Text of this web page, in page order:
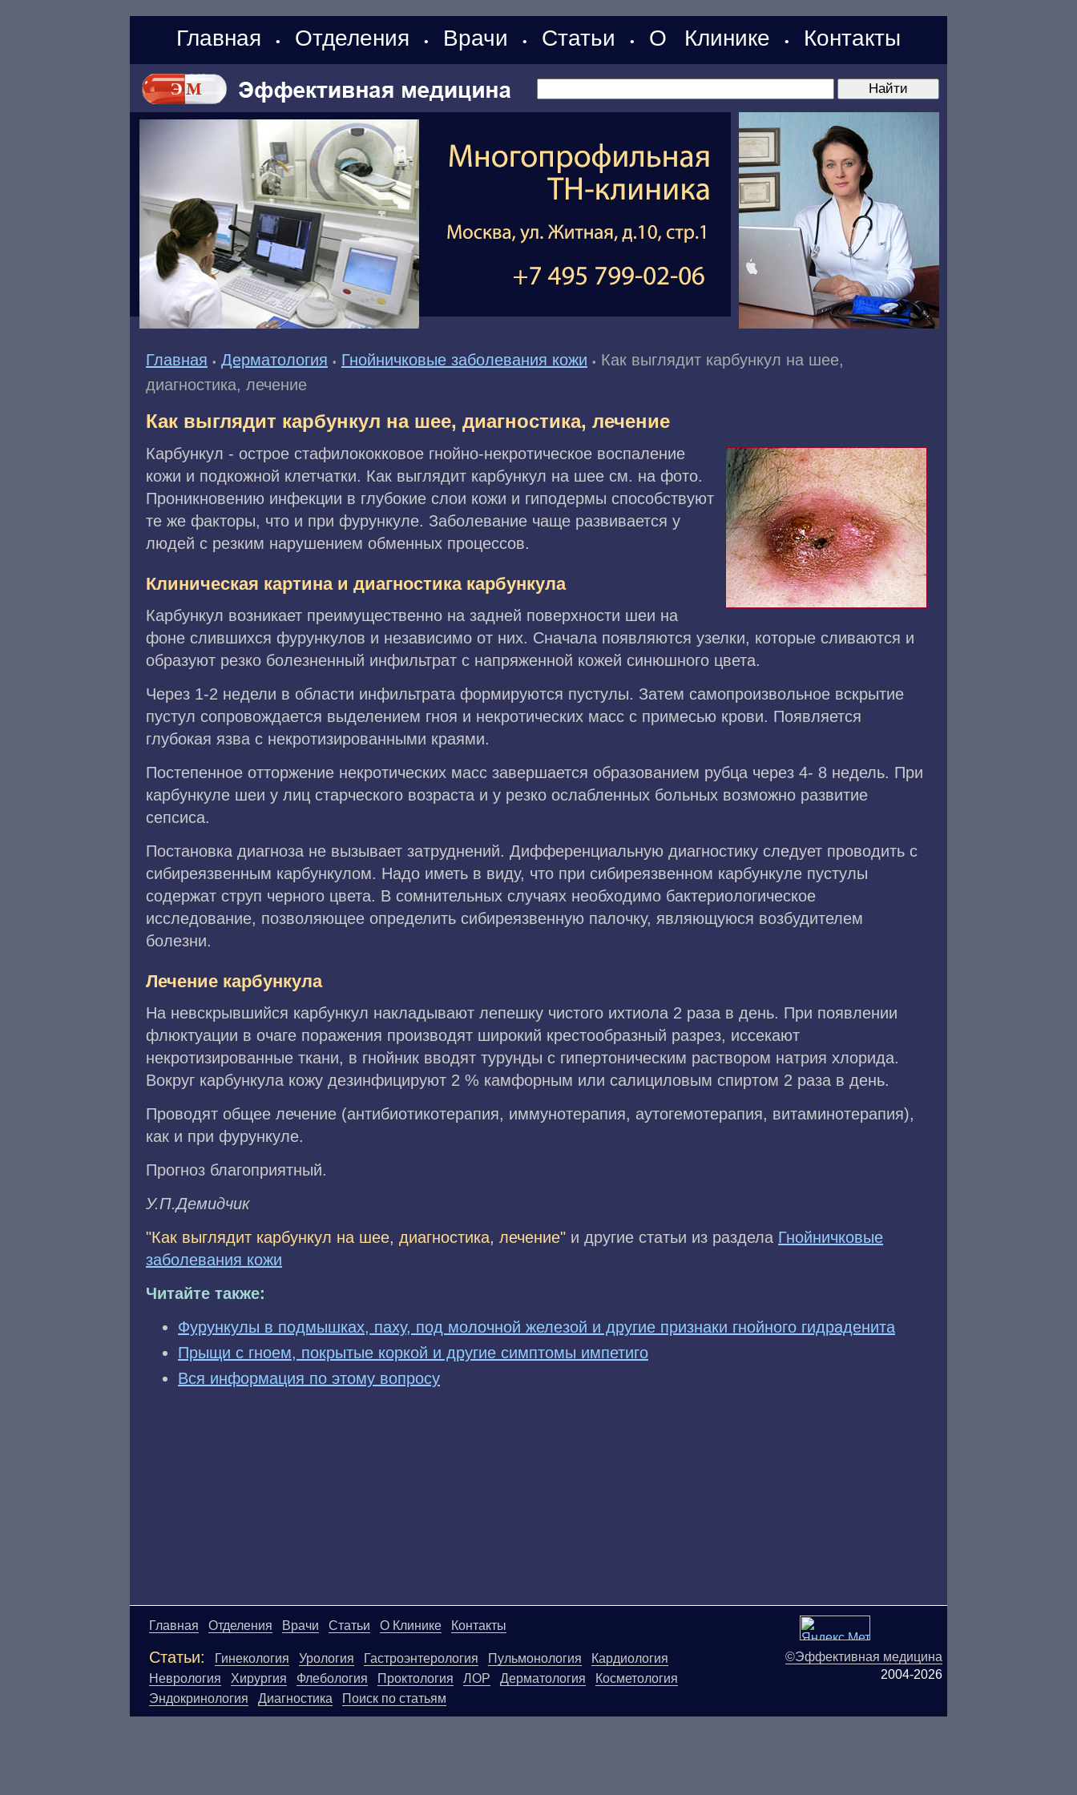
Главная • Отделения • Врачи • Статьи • О Клинике • Контакты
Главная • Дерматология • Гнойничковые заболевания кожи • Как выглядит карбункул на шее,
диагностика, лечение
Как выглядит карбункул на шее, диагностика, лечение
Карбункул - острое стафилококковое гнойно-некротическое воспаление
кожи и подкожной клетчатки. Как выглядит карбункул на шее см. на фото.
Проникновению инфекции в глубокие слои кожи и гиподермы способствуют
те же факторы, что и при фурункуле. Заболевание чаще развивается у
людей с резким нарушением обменных процессов.
Клиническая картина и диагностика карбункула
Карбункул возникает преимущественно на задней поверхности шеи на
фоне слившихся фурункулов и независимо от них. Сначала появляются узелки, которые сливаются и
образуют резко болезненный инфильтрат с напряженной кожей синюшного цвета.
Через 1-2 недели в области инфильтрата формируются пустулы. Затем самопроизвольное вскрытие
пустул сопровождается выделением гноя и некротических масс с примесью крови. Появляется
глубокая язва с некротизированными краями.
Постепенное отторжение некротических масс завершается образованием рубца через 4- 8 недель. При
карбункуле шеи у лиц старческого возраста и у резко ослабленных больных возможно развитие
сепсиса.
Постановка диагноза не вызывает затруднений. Дифференциальную диагностику следует проводить с
сибиреязвенным карбункулом. Надо иметь в виду, что при сибиреязвенном карбункуле пустулы
содержат струп черного цвета. В сомнительных случаях необходимо бактериологическое
исследование, позволяющее определить сибиреязвенную палочку, являющуюся возбудителем
болезни.
Лечение карбункула
На невскрывшийся карбункул накладывают лепешку чистого ихтиола 2 раза в день. При появлении
флюктуации в очаге поражения производят широкий крестообразный разрез, иссекают
некротизированные ткани, в гнойник вводят турунды с гипертоническим раствором натрия хлорида.
Вокруг карбункула кожу дезинфицируют 2 % камфорным или салициловым спиртом 2 раза в день.
Проводят общее лечение (антибиотикотерапия, иммунотерапия, аутогемотерапия, витаминотерапия),
как и при фурункуле.
Прогноз благоприятный.
У.П.Дeмидчик
"Как выглядит карбункул на шее, диагностика, лечение" и другие статьи из раздела Гнойничковые
заболевания кожи
Читайте также:
Фурункулы в подмышках, паху, под молочной железой и другие признаки гнойного гидраденита
Прыщи с гноем, покрытые коркой и другие симптомы импетиго
Вся информация по этому вопросу
Главная Отделения Врачи Статьи О Клинике Контакты
Статьи: Гинекология Урология Гастроэнтерология Пульмонология
Кардиология
Неврология
Хирургия Флебология Проктология ЛОР Дерматология
Косметология
Эндокринология
Диагностика Поиск по статьям
©Эффективная медицина
2004-2026